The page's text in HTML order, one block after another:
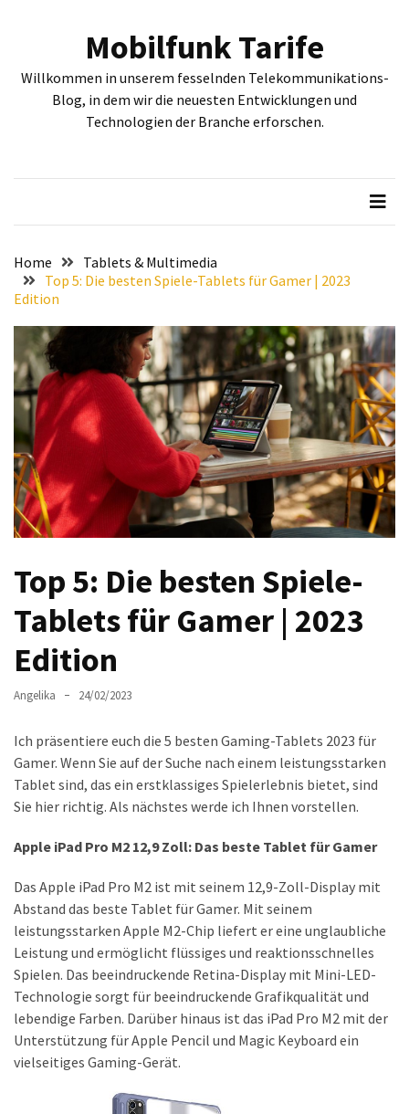
BEITRÄGE
Pixel
und
Google
Pixel
Welches
passt
am
besten
zu
dir?
perfekte
Wahl:
Ein
Vergleich
zwischen
Samsung
Galaxy
Tab
S10
und
Apple
iPad
Pro
13-
Zoll
Reise-
Essentials-
Ratgeber:
Mobilfunk Tarife
Willkommen in unserem fesselnden Telekommunikations-
Blog, in dem wir die neuesten Entwicklungen und
Technologien der Branche erforschen.
Home
Tablets & Multimedia
Top 5: Die besten Spiele-Tablets für Gamer | 2023
Edition
Top 5: Die besten Spiele-
Tablets für Gamer | 2023
Edition
Angelika 24/02/2023
Ich präsentiere euch die 5 besten Gaming-Tablets 2023 für
Gamer. Wenn Sie auf der Suche nach einem leistungsstarken
Tablet sind, das ein erstklassiges Spielerlebnis bietet, sind
Sie hier richtig. Als nächstes werde ich Ihnen vorstellen.
Apple iPad Pro M2 12,9 Zoll: Das beste Tablet für Gamer
Das Apple iPad Pro M2 ist mit seinem 12,9-Zoll-Display mit
Abstand das beste Tablet für Gamer. Mit seinem
leistungsstarken Apple M2-Chip liefert er eine unglaubliche
Leistung und ermöglicht flüssiges und reaktionsschnelles
Spielen. Das beeindruckende Retina-Display mit Mini-LED-
Technologie sorgt für beeindruckende Grafikqualität und
lebendige Farben. Darüber hinaus ist das iPad Pro M2 mit der
Unterstützung für Apple Pencil und Magic Keyboard ein
vielseitiges Gaming-Gerät.